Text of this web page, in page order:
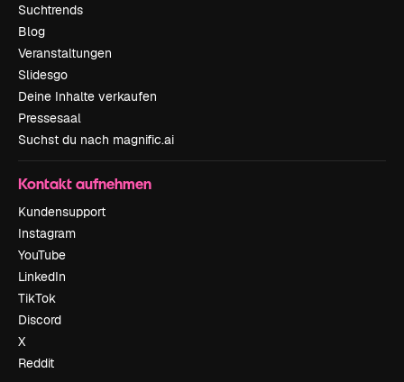
Suchtrends
Blog
Veranstaltungen
Slidesgo
Deine Inhalte verkaufen
Pressesaal
Suchst du nach magnific.ai
Kontakt aufnehmen
Kundensupport
Instagram
YouTube
LinkedIn
TikTok
Discord
X
Reddit